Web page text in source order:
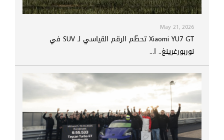
May 21, 2026
Xiaomi YU7 GT تحطّم الرقم القياسي لـ SUV في
نوربورغرينغ.. ا...